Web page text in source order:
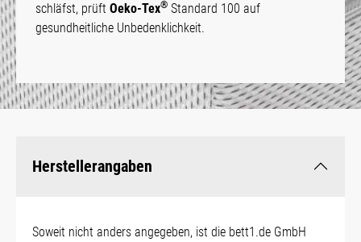
schläfst, prüft Oeko-Tex® Standard 100 auf
gesundheitliche Unbedenklichkeit.
Herstellerangaben
Soweit nicht anders angegeben, ist die bett1.de GmbH